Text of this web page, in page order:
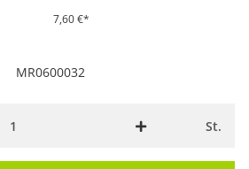
7,60 €*
MR0600032
St.